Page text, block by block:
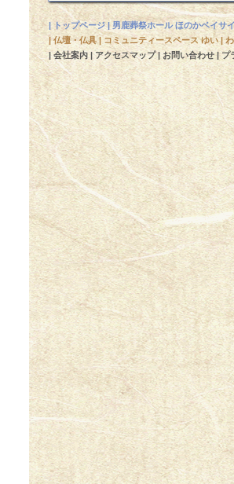
|トップページ|男鹿葬祭ホール ほのかベイサ
|仏壇・仏具| コミュニティースペース ゆい|
|会社案内 アクセスマップ| お問い合わせ|プ